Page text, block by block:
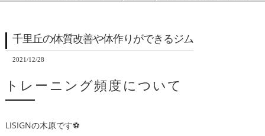
千里丘の体質改善や体作りができるジム
2021/12/28
トレーニング頻度について
LISIGNの木原です⚽️